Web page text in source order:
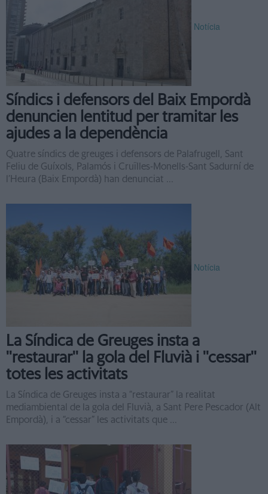
Notícia
Síndics i defensors del Baix Empordà
denuncien lentitud per tramitar les
ajudes a la dependència
Quatre síndics de greuges i defensors de Palafrugell, Sant
Feliu de Guíxols, Palamós i Cruïlles-Monells-Sant Sadurní de
l’Heura (Baix Empordà) han denunciat ...
Notícia
La Síndica de Greuges insta a
''restaurar'' la gola del Fluvià i ''cessar''
totes les activitats
La Síndica de Greuges insta a “restaurar” la realitat
mediambiental de la gola del Fluvià, a Sant Pere Pescador (Alt
Empordà), i a “cessar” les activitats que ...